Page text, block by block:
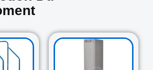
price
Current
price
Original
price